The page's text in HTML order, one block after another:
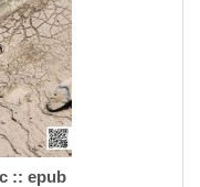
:: epub